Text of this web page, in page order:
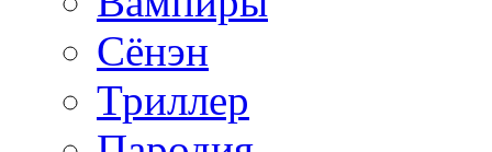
Сёнэн
Триллер